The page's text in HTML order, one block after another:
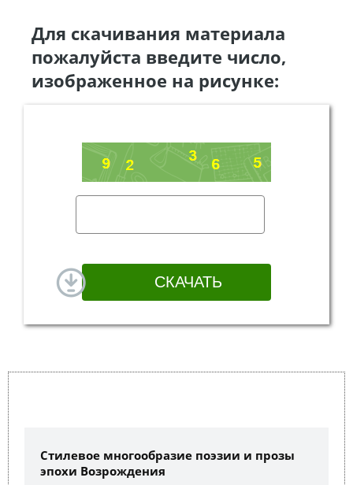
Для скачивания материала
пожалуйста введите число,
изображенное на рисунке:
Стилевое многообразие поэзии и прозы
эпохи Возрождения